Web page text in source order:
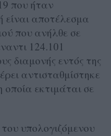
που ήταν
είναι αποτέλεσμα
που ανήλθε σε
124.101
διαμονής εντός της
αντισταθμίστηκε
εκτιμάται σε
υπολογιζόμενου